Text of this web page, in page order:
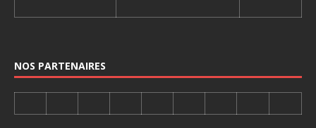
NOS PARTENAIRES